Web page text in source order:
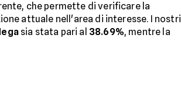
che permette di verificare la
attuale nell'area di interesse. I nostri
sia stata pari al 38.69%, mentre la